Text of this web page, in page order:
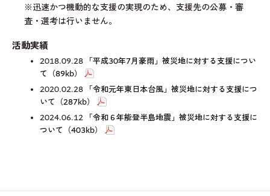
※迅速かつ機動的な支援の実現のため、支援先の公募・審
査・選考は行いません。
活動実績
2018.09.28
「平成30年7月豪雨」被災地に対する支援につい
て（89kb）
2020.02.28
「令和元年東日本台風」被災地に対する支援につ
いて（287kb）
2024.06.12
「令和６年能登半島地震」被災地に対する支援に
ついて（403kb）